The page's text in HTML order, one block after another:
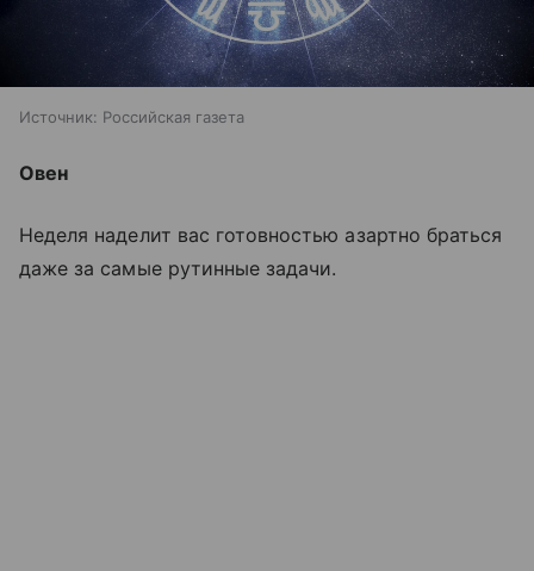
Источник: Российская газета
Овен
Неделя наделит вас готовностью азартно браться
даже за самые рутинные задачи.